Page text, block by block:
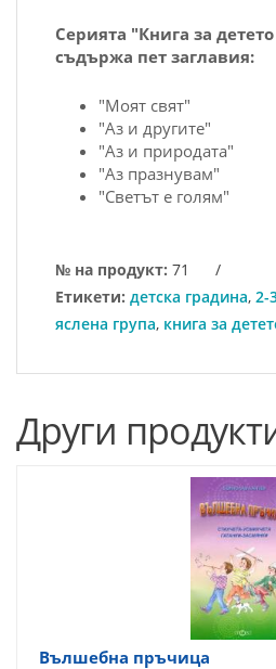
Серията "Книга за
съдържа пет заглавия:
"Моят свят"
"Аз и другите"
"Аз и природата"
"Аз празнувам"
"Светът е голям"
№ на продукт: 71
/
Етикети: детска градина, 2-
яслена група, книга за
Други
Вълшебна пръчица